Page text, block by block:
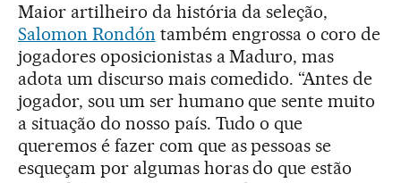
Maior artilheiro da história da seleção,
Salomon Rondón também engrossa o coro de
jogadores oposicionistas a Maduro, mas
adota um discurso mais comedido. “Antes de
jogador, sou um ser humano que sente muito
a situação do nosso país. Tudo o que
queremos é fazer com que as pessoas se
esqueçam por algumas horas do que estão